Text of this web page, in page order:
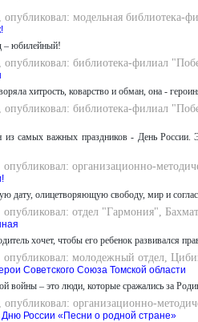
модельная библиотека-
– юбилейный!
библиотека-филиал
хитрость, коварство и обман, она -
библиотека-филиал
самых важных праздников - День России.
организационно-
дату, олицетворяющую свободу, мир и
опубликовал: отдел "Гармония",
хочет, чтобы его ребенок развивался
опубликовал: молодежный отдел,
Советского Союза Томской области
войны – это люди, которые сражались за
организационно-
России «Песни о родной стране»